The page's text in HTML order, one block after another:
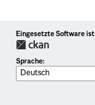
Eingesetzte Software ist
Sprache